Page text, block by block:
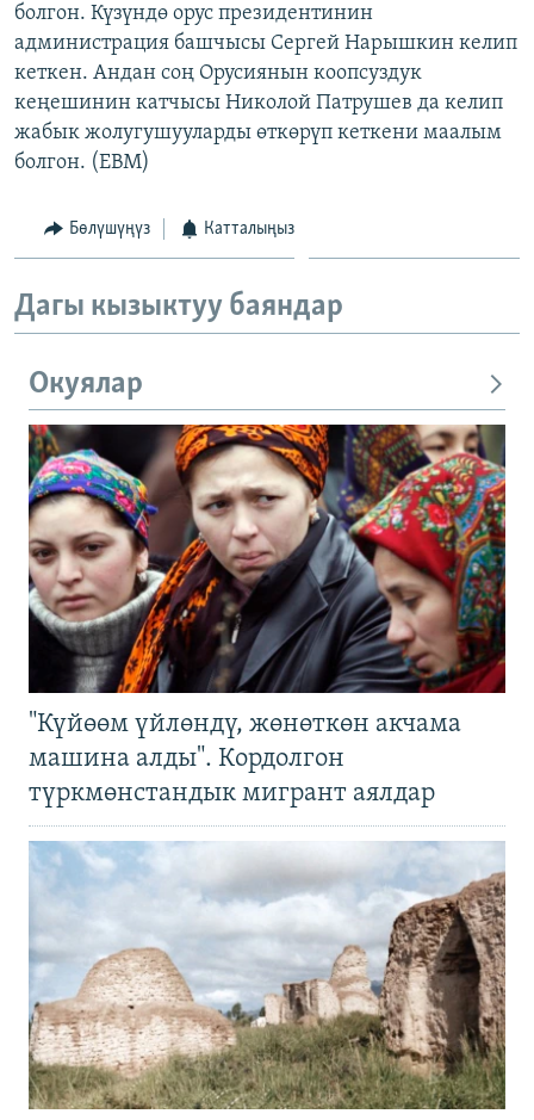
болгон. Күзүндө орус президентинин
администрация башчысы Сергей Нарышкин келип
кеткен. Андан соң Орусиянын коопсуздук
кеңешинин катчысы Николой Патрушев да келип
жабык жолугушууларды өткөрүп кеткени маалым
болгон. (EBM)
Бөлүшүңүз Катталыңыз
Дагы кызыктуу баяндар
Окуялар
"Күйөөм үйлөндү, жөнөткөн акчама
машина алды". Кордолгон
түркмөнстандык мигрант аялдар